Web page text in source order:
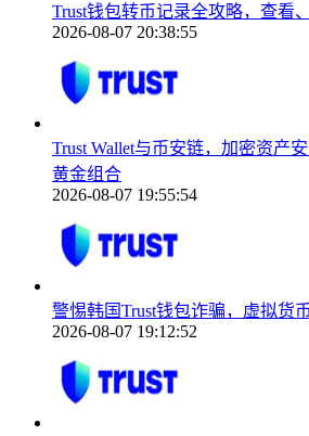
Trust钱包转币记录全攻略，查看
2026-08-07 20:38:55
Trust Wallet与币安链，加密资产
黄金组合
2026-08-07 19:55:54
警惕韩国Trust钱包诈骗，虚拟货
2026-08-07 19:12:52